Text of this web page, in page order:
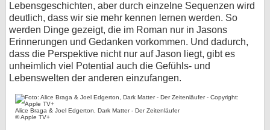
Lebensgeschichten, aber durch einzelne Sequenzen wird
deutlich, dass wir sie mehr kennen lernen werden. So
werden Dinge gezeigt, die im Roman nur in Jasons
Erinnerungen und Gedanken vorkommen. Und dadurch,
dass die Perspektive nicht nur auf Jason liegt, gibt es
unheimlich viel Potential auch die Gefühls- und
Lebenswelten der anderen einzufangen.
Alice Braga & Joel Edgerton, Dark Matter - Der Zeitenläufer
© Apple TV+